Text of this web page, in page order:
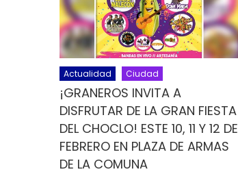
Actualidad Ciudad
¡GRANEROS INVITA A
DISFRUTAR DE LA GRAN FIESTA
DEL CHOCLO! ESTE 10, 11 Y 12 DE
FEBRERO EN PLAZA DE ARMAS
DE LA COMUNA